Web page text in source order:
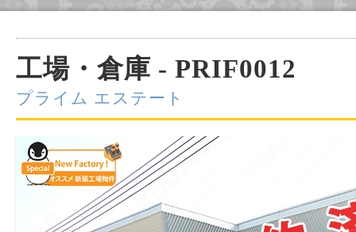
工場・倉庫 - PRIF0012
プライム エステート